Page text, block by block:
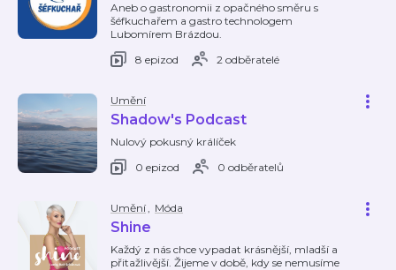
Aneb o gastronomii z opačného směru s
šéfkuchařem a gastro technologem
Lubomírem Brázdou.
8 epizod
2 odběratelé
Umění
Shadow's Podcast
Nulový pokusný králíček
0 epizod
0 odběratelů
Umění, Móda
Shine
Každý z nás chce vypadat krásnější, mladší a
přitažlivější. Žijeme v době, kdy se nemusíme